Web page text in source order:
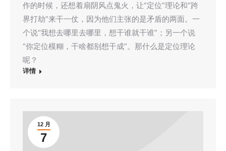
作的时候，还想着扇阴风点鬼火，让“定位”理论和“跨
界打劫”来干一仗，因为他们主张的是矛盾的两面。一
个说“我想去哪里去哪里，想干谁就干谁”；另一个说
“你定位模糊，干啥都别想干成”。那什么是定位理论
呢？
详情
12 月
7